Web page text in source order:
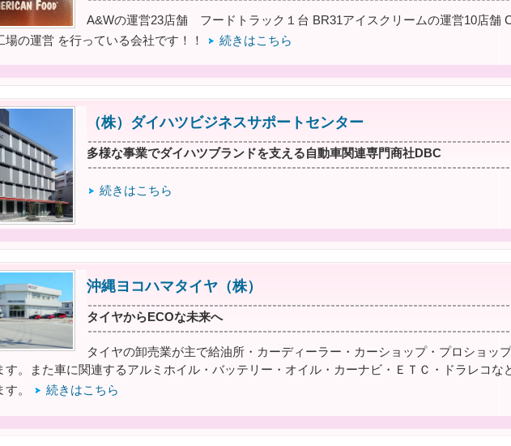
A&Wの運営23店舗 フードトラック１台 BR31アイスクリームの運営10店
場の運営 を行っている会社です！！
続きはこちら
（株）ダイハツビジネスサポートセンター
多様な事業でダイハツブランドを支える自動車関連専門商社DBC
続きはこちら
沖縄ヨコハマタイヤ（株）
タイヤからECOな未来へ
タイヤの卸売業が主で給油所・カーディーラー・カーショップ・プロショッ
す。また車に関連するアルミホイル・バッテリー・オイル・カーナビ・ＥＴＣ・ドラレコな
す。
続きはこちら